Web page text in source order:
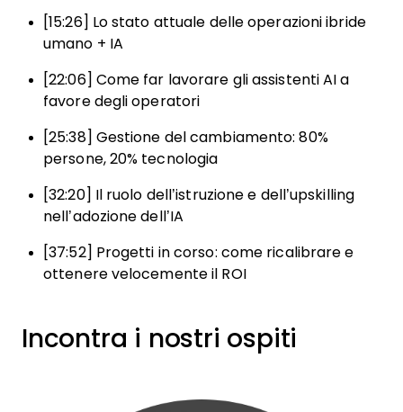
[15:26] Lo stato attuale delle operazioni ibride
umano + IA
[22:06] Come far lavorare gli assistenti AI a
favore degli operatori
[25:38] Gestione del cambiamento: 80%
persone, 20% tecnologia
[32:20] Il ruolo dell’istruzione e dell’upskilling
nell’adozione dell’IA
[37:52] Progetti in corso: come ricalibrare e
ottenere velocemente il ROI
Incontra i nostri ospiti